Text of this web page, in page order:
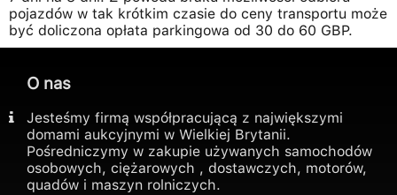
pojazdów w tak krótkim czasie do ceny transportu może
być doliczona opłata parkingowa od 30 do 60 GBP.
O nas
Jesteśmy firmą współpracującą z największymi
domami aukcyjnymi w Wielkiej Brytanii.
Pośredniczymy w zakupie używanych samochodów
osobowych, ciężarowych , dostawczych, motorów,
quadów i maszyn rolniczych.